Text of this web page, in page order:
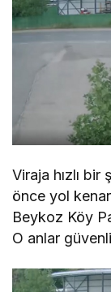
Viraja hızlı
önce yol
Beykoz Köy
O anlar